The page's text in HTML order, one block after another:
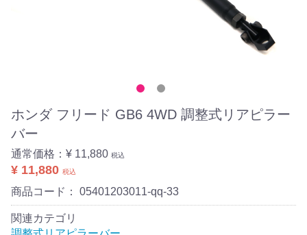
ホンダ フリード GB6 4WD 調整式リアピラー
バー
通常価格： ¥ 11,880 税込
¥ 11,880 税込
商品コード： 05401203011-qq-33
関連カテゴリ